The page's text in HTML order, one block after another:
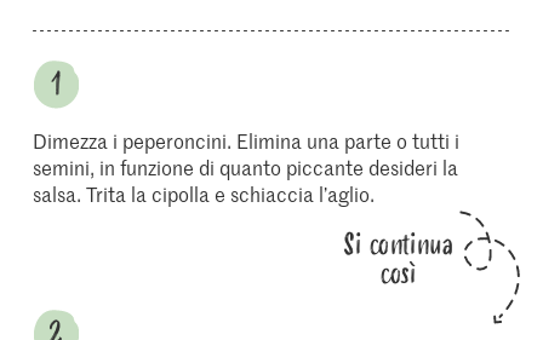
Dimezza i peperoncini. Elimina una parte o tutti i
semini, in funzione di quanto piccante desideri la
salsa. Trita la cipolla e schiaccia l’aglio.
Si continua
così